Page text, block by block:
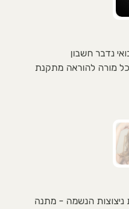
נדבר חשבון
מורה להוראה מתקנת
הנשמה - מתנה